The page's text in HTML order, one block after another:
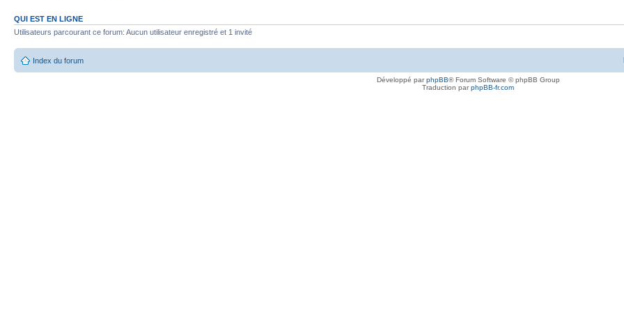
QUI EST EN LIGNE
Utilisateurs parcourant ce forum: Aucun utilisateur enregistré et 1 invité
Index du forum
Développé parphpBB® Forum Software © phpBB Group
Traduction parphpBB-fr.com